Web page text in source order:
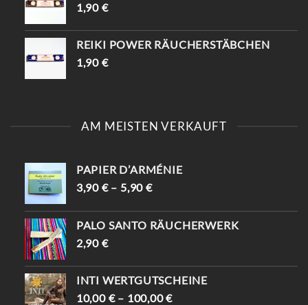
1,90 €
REIKI POWER RÄUCHERSTÄBCHEN
1,90 €
AM MEISTEN VERKAUFT
PAPIER D’ARMÉNIE
3,90 €– 5,90€
PALO SANTO RÄUCHERWERK
2,90 €
INTI WERTGUTSCHEINE
10,00 €– 100,00€